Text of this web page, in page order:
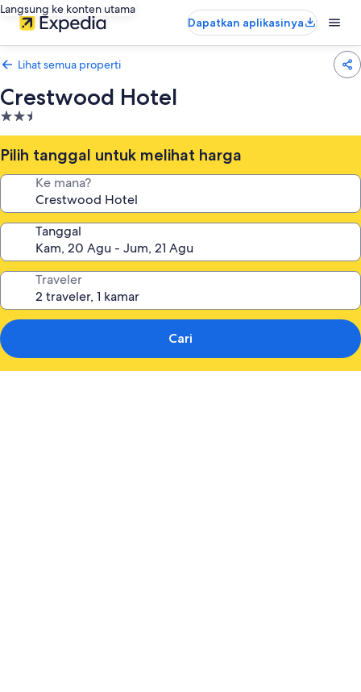
Langsung ke konten utama
Dapatkan aplikasinya
Lihat semua properti
Crestwood Hotel
Properti
bintang
2.5
Pilih tanggal untuk melihat harga
Ke mana?
Tanggal
Traveler
Cari